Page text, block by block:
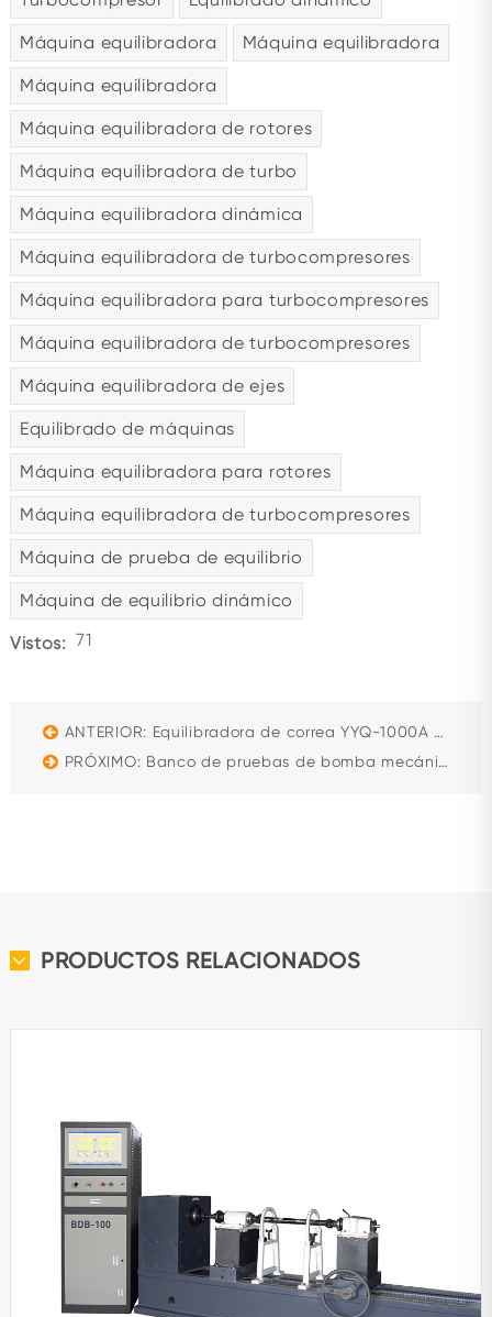
Máquina equilibradora Máquina equilibradora
Máquina equilibradora
Máquina equilibradora de rotores
Máquina equilibradora de turbo
Máquina equilibradora dinámica
Máquina equilibradora de turbocompresores
Máquina equilibradora para turbocompresores
Máquina equilibradora de turbocompresores
Máquina equilibradora de ejes
Equilibrado de máquinas
Máquina equilibradora para rotores
Máquina equilibradora de turbocompresores
Máquina de prueba de equilibrio
Máquina de equilibrio dinámico
Vistos: 71
ANTERIOR: Equilibradora de correa YYQ-1000A Equilibradora dinámica
PRÓXIMO: Banco de pruebas de bomba mecánica BC3000+D
PRODUCTOS RELACIONADOS